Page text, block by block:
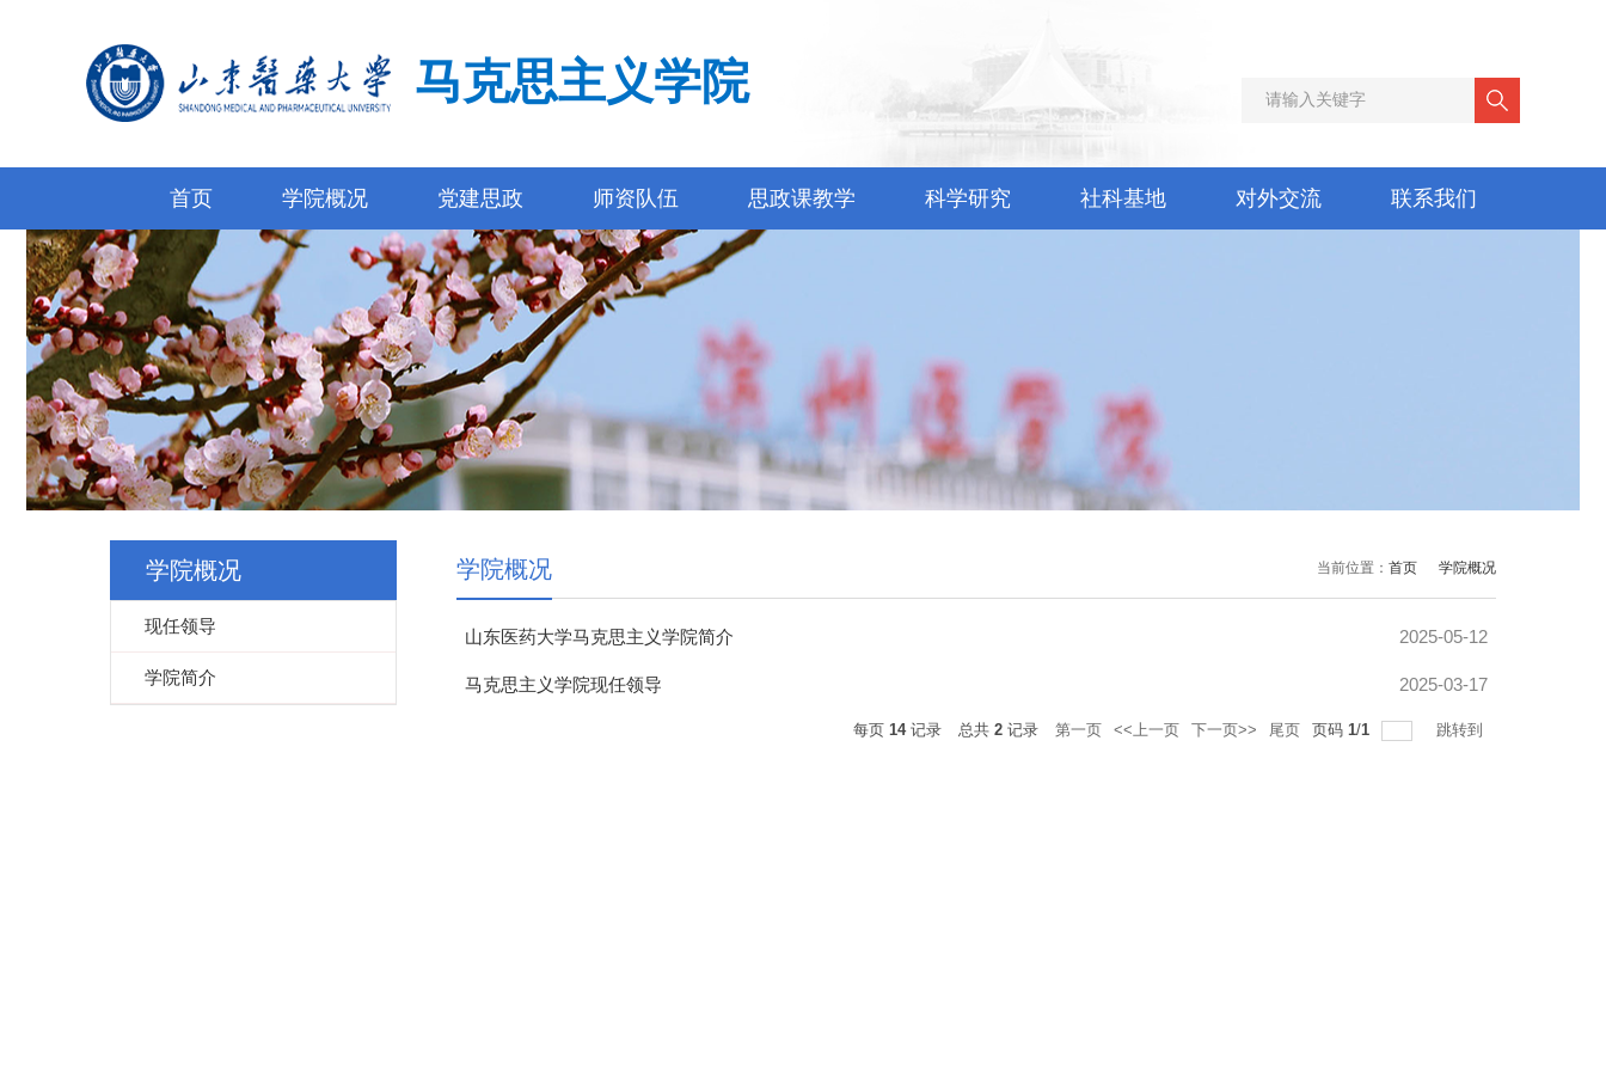
马克思主义学院
首页 学院概况 党建思政 师资队伍 思政课教学 科学研究 社科基地 对外交流 联系我们
学院概况
现任领导
学院简介
当前位置： 首页 学院概况
学院概况
山东医药大学马克思主义学院简介 2025-05-12
马克思主义学院现任领导 2025-03-17
每页 14记录 总共 2 记录 第一页 <<上一页 下一页>> 尾页 页码 1/1 跳转到